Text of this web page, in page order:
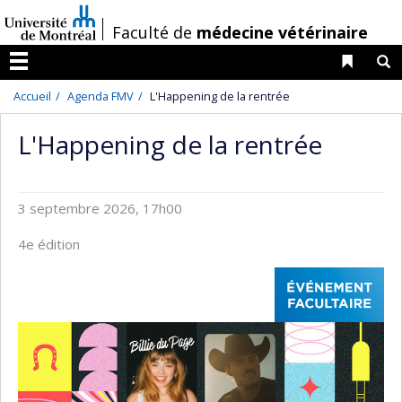
au
contenu
/Faculté de médecine vétérinaire
Menu
Liens
Accueil Agenda FMV L'Happening de la rentrée
L'Happening de la rentrée
3 septembre 2026, 17h00
4e édition